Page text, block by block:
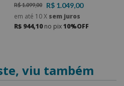
R$ 1.099,00
R$ 1.049,00
em até 10X sem juros
R$ 944,10no pix10%OFF
viu também